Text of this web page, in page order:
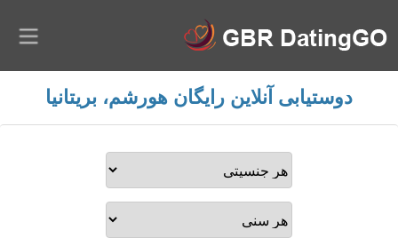
دوستیابی آنلاین رایگان هورشم، بریتانیا